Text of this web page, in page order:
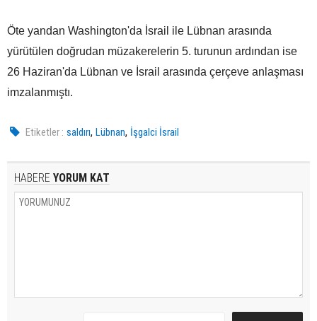
Öte yandan Washington'da İsrail ile Lübnan arasında
yürütülen doğrudan müzakerelerin 5. turunun ardından ise
26 Haziran'da Lübnan ve İsrail arasında çerçeve anlaşması
imzalanmıştı.
Etiketler : saldırı,Lübnan, İşgalci İsrail
HABERE YORUM KAT